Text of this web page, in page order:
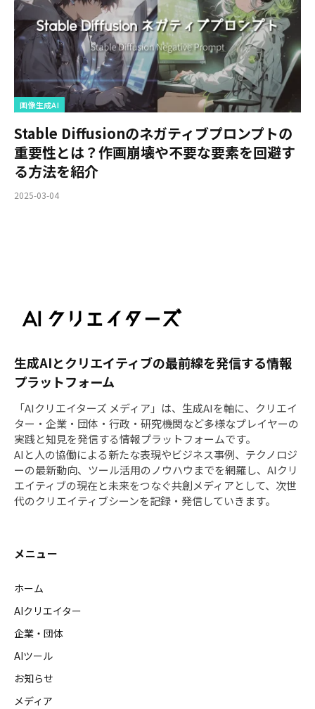
画像生成AI
Stable Diffusionのネガティブプロンプトの
重要性とは？作画崩壊や不要な要素を回避す
る方法を紹介
2025-03-04
生成AIとクリエイティブの最前線を発信する情報
プラットフォーム
「AIクリエイターズ メディア」は、生成AIを軸に、クリエイ
ター・企業・団体・行政・研究機関など多様なプレイヤーの
実践と知見を発信する情報プラットフォームです。
AIと人の協働による新たな表現やビジネス事例、テクノロジ
ーの最新動向、ツール活用のノウハウまでを網羅し、AIクリ
エイティブの現在と未来をつなぐ共創メディアとして、次世
代のクリエイティブシーンを記録・発信していきます。
メニュー
ホーム
AIクリエイター
企業・団体
AIツール
お知らせ
メディア